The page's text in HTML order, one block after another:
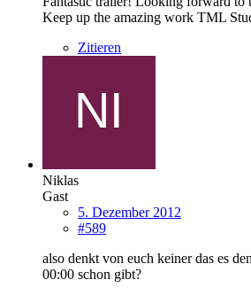
Keep up the amazing work TML
Zitieren
Niklas
Gast
5. Dezember 2012
#589
also denkt von euch keiner das es
00:00 schon gibt?